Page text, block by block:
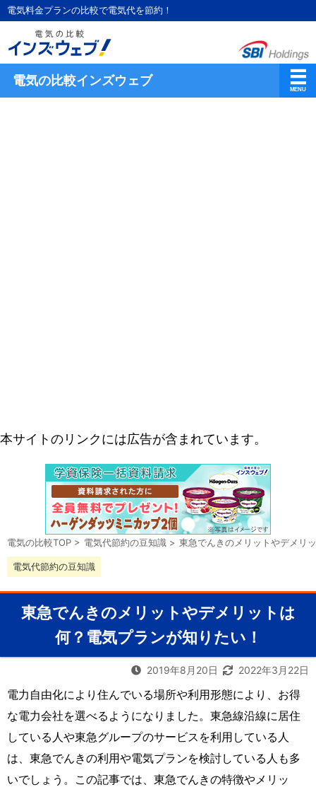
電気料金プランの比較で電気代を節約！
電気の比較インズウェブ
本サイトのリンクには広告が含まれています。
電気の比較TOP > 電気代節約の豆知識 > 東急でんきのメリットやデメリ
電気代節約の豆知識
東急でんきのメリットやデメリットは
何？電気プランが知りたい！
2019年8月20日 2022年3月22日
電力自由化により住んでいる場所や利用形態により、お得
な電力会社を選べるようになりました。東急線沿線に居住
している人や東急グループのサービスを利用している人
は、東急でんきの利用や電気プランを検討している人も多
いでしょう。この記事では、東急でんきの特徴やメリッ